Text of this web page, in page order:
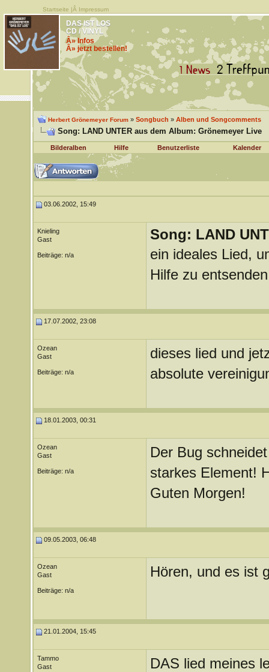
Startseite |Â Impressum
DAS IST LOS
CD / VINYL
Â» Infos
Â» jetzt bestellen!
Herbert Grönemeyer Forum» Songbuch » Alben und Songcomments
Song: LAND UNTER aus dem Album: Grönemeyer Live
Bilderalben Hilfe Benutzerliste Kalender
03.06.2002, 15:49
Knieling
Gast
Beiträge: n/a
Song: LAND
ein ideales Lied,
Hilfe zu entsenden
17.07.2002, 23:08
Ozean
Gast
Beiträge: n/a
dieses lied und
absolute
18.01.2003, 00:31
Ozean
Gast
Beiträge: n/a
Der Bug
starkes Element!
Guten Morgen!
09.05.2003, 06:48
Ozean
Gast
Beiträge: n/a
Hören, und es ist
21.01.2004, 15:45
Tammo
Gast
DAS lied meines